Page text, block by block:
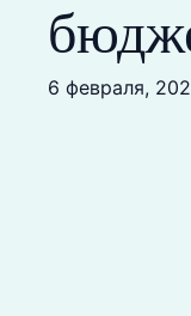
6 февраля,